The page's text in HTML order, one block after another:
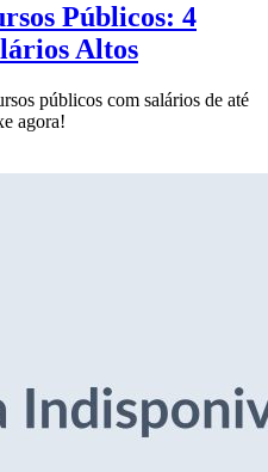
Públicos: 4
Altos
públicos com salários de até
agora!